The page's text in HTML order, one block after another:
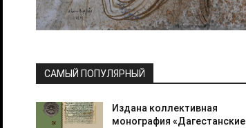
САМЫЙ ПОПУЛЯРНЫЙ
Издана коллективная
монография «Дагестанские